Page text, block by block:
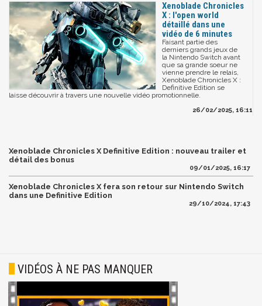
Xenoblade Chronicles
X : l'open world
détaillé dans une
vidéo de 6 minutes
Faisant partie des
derniers grands jeux de
la Nintendo Switch avant
que sa grande soeur ne
vienne prendre le relais,
Xenoblade Chronicles X :
Definitive Edition se
laisse découvrir à travers une nouvelle vidéo promotionnelle.
26/02/2025, 16:11
Xenoblade Chronicles X Definitive Edition : nouveau trailer et
détail des bonus
09/01/2025, 16:17
Xenoblade Chronicles X fera son retour sur Nintendo Switch
dans une Definitive Edition
29/10/2024, 17:43
VIDÉOS À NE PAS MANQUER